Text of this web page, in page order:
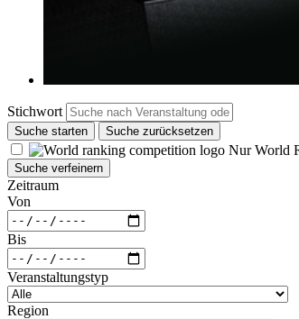
Stichwort
Suche starten Suche zurücksetzen
Nur World
Suche verfeinern
Zeitraum
Von
Bis
Veranstaltungstyp
Region